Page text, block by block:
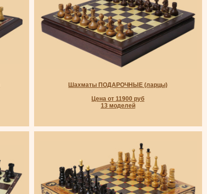
Шахматы ПОДАРОЧНЫЕ (ларцы)
Цена от 11900 руб
13 моделей